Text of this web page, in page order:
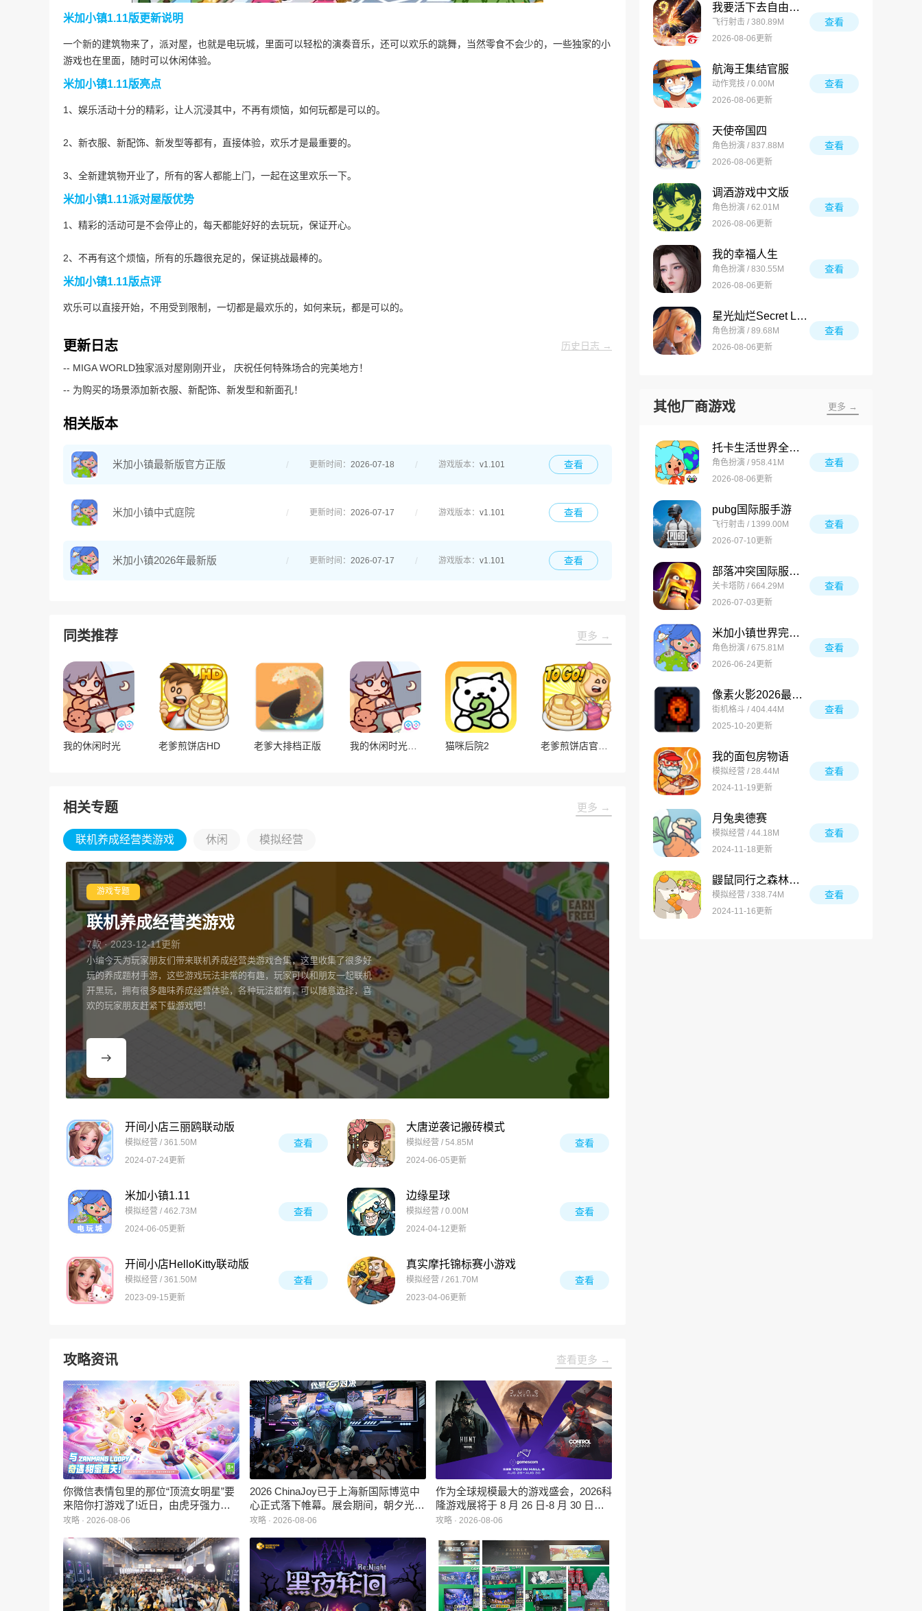
米加小镇1.11版更新说明
一个新的建筑物来了，派对屋，也就是电玩城，里面可以轻松的演奏音乐，还可以欢乐的跳舞，当然零食不会少的，一些独家的小
游戏也在里面，随时可以休闲体验。
米加小镇1.11版亮点
1、娱乐活动十分的精彩，让人沉浸其中，不再有烦恼，如何玩都是可以的。
2、新衣服、新配饰、新发型等都有，直接体验，欢乐才是最重要的。
3、全新建筑物开业了，所有的客人都能上门，一起在这里欢乐一下。
米加小镇1.11派对屋版优势
1、精彩的活动可是不会停止的，每天都能好好的去玩玩，保证开心。
2、不再有这个烦恼，所有的乐趣很充足的，保证挑战最棒的。
米加小镇1.11版点评
欢乐可以直接开始，不用受到限制，一切都是最欢乐的，如何来玩，都是可以的。
更新日志
历史日志 →
-- MIGA WORLD独家派对屋刚刚开业， 庆祝任何特殊场合的完美地方！
-- 为购买的场景添加新衣服、新配饰、新发型和新面孔！
相关版本
米加小镇最新版官方正版 更新时间： 2026-07-18 游戏版本： v1.101 查看
米加小镇中式庭院 更新时间： 2026-07-17 游戏版本： v1.101 查看
米加小镇2026年最新版 更新时间： 2026-07-17 游戏版本： v1.101 查看
同类推荐 更多 →
我的休闲时光 老爹煎饼店HD 老爹大排档正版 我的休闲时光官方版 猫咪后院2
相关专题 更多 →
联机养成经营类游戏 休闲 模拟经营
游戏专题
联机养成经营类游戏
7款 · 2023-12-11更新
小编今天为玩家朋友们带来联机养成经营类游戏合集，这里收集了很多好
玩的养成题材手游，这些游戏玩法非常的有趣，玩家可以和朋友一起联机
开黑玩，拥有很多趣味养成经营体验，各种玩法都有，可以随意选择，喜
欢的玩家朋友赶紧下载游戏吧！
开间小店三丽鸥联动版
模拟经营 / 361.50M
2024-07-24更新
查看
大唐逆袭记搬砖模式
模拟经营 / 54.85M
2024-06-05更新
查看
米加小镇1.11
模拟经营 / 462.73M
2024-06-05更新
查看
边缘星球
模拟经营 / 0.00M
2024-04-12更新
查看
开间小店HelloKitty联动版
模拟经营 / 361.50M
2023-09-15更新
查看
真实摩托锦标赛小游戏
模拟经营 / 261.70M
2023-04-06更新
查看
攻略资讯 查看更多 →
你微信表情包里的那位“顶流女明星”要
来陪你打游戏了!近日，由虎牙强力发
行、正版Zanmang Loopy(赞萌露比)IP
遇》正式曝光。这款产品巧妙融合了
3D立体消除、模拟经营与丰富的互动
社交玩法，准备为广大玩家和
ZANMANG LOOPY粉丝们带来一场视
觉与味觉的双重“奇遇”。
攻略 · 2026-08-06
2026 ChinaJoy已于上海新国际博览中
心正式落下帷幕。展会期间，朝夕光年
旗下蓝海工作室自研的多英雄策略射击
相，并向玩家开放试玩。
攻略 · 2026-08-06
作为全球规模最大的游戏盛会，2026科
隆游戏展将于 8 月 26 日-8 月 30 日在
德国举行。日前，科隆游戏展官方宣
罄，这也是科隆游戏展办展史上首次出
现展位一席难求的情况。
攻略 · 2026-08-06
我要活下去自由之火
飞行射击 / 380.89M
2026-08-06更新
查看
航海王集结官服
动作竞技 / 0.00M
2026-08-06更新
查看
天使帝国四
角色扮演 / 837.88M
2026-08-06更新
查看
调酒游戏中文版
角色扮演 / 62.01M
2026-08-06更新
查看
我的幸福人生
角色扮演 / 830.55M
2026-08-06更新
查看
星光灿烂Secret Love
角色扮演 / 89.68M
2026-08-06更新
查看
其他厂商游戏 更多 →
托卡生活世界全解锁版
角色扮演 / 958.41M
2026-08-06更新
查看
pubg国际服手游
飞行射击 / 1399.00M
2026-07-10更新
查看
部落冲突国际服最新版
关卡塔防 / 664.29M
2026-07-03更新
查看
米加小镇世界完整版
角色扮演 / 675.81M
2026-06-24更新
查看
像素火影2026最新版
街机格斗 / 404.44M
2025-10-20更新
查看
我的面包房物语
模拟经营 / 28.44M
2024-11-19更新
查看
月兔奥德赛
模拟经营 / 44.18M
2024-11-18更新
查看
鼹鼠同行之森林之家万圣节版
模拟经营 / 338.74M
2024-11-16更新
查看